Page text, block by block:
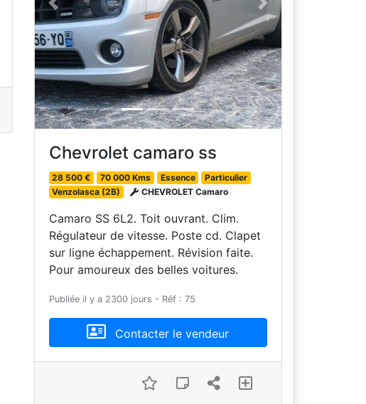
Previous Next
Chevrolet camaro ss
28 500 € 70 000 Kms Essence
Particulier
Venzolasca (2B)
CHEVROLET Camaro
Camaro SS 6L2. Toit ouvrant. Clim.
Régulateur de vitesse. Poste cd. Clapet
sur ligne échappement. Révision faite.
Pour amoureux des belles voitures.
Publiée il y a 2300 jours - Réf : 75
Contacter le vendeur